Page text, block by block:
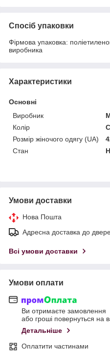
Спосіб упаковки
Фірмова упаковка:
виробника
Характеристики
Основні
Виробник
Колір
Розмір жіночого одягу (UA)
Стан
Умови доставки
Нова Пошта
Адресна доставка до
Всі умови доставки
Умови оплати
Ви отримаєте замовлення
або гроші повернуться на
Детальніше
Оплатити частинами